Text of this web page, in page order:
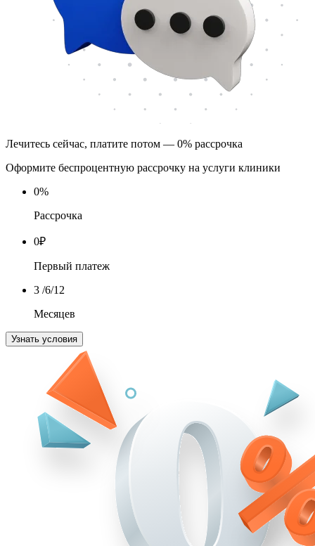
Лечитесь сейчас, платите потом — 0% рассрочка
Оформите беспроцентную рассрочку на услуги клиники
0%
Рассрочка
0₽
Первый платеж
3 /6/12
Месяцев
Узнать условия